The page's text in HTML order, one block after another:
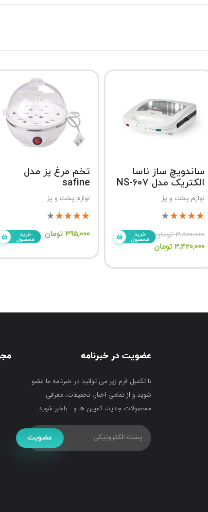
ساندویچ ساز ناسا
الکتریک مدل NS-607
لوازم پخت و پز
★
★
★
★
★
3,800,000 تومان
3,420,000 تومان
خرید
محصول
تخم مرغ پز مدل
safine
لوازم پخت و پز
★
★
★
★
★
395,000 تومان خرید
محصول
عضویت در خبرنامه
با تکمیل فرم زیر می توانید در خبرنامه ما عضو
شوید و از تمامی اخبار، تخفیفات، معرفی
محصولات جدید، کمپین ها و… باخبر شوید.
عضویت